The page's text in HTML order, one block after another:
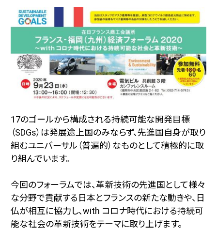
17のゴールから構成される持続可能な開発目標
（SDGs）は発展途上国のみならず、先進国自身が取り
組むユニバーサル（普遍的）なものとして積極的に取
り組んでいます。
今回のフォーラムでは、革新技術の先進国として様々
な分野で貢献する日本とフランスの新たな動きや、日
仏が相互に協力し、with コロナ時代における持続可
能な社会の革新技術をテーマに取り上げます。